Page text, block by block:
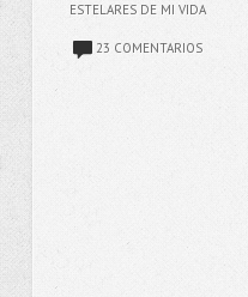
ESTELARES DE MI VIDA
23 COMENTARIOS